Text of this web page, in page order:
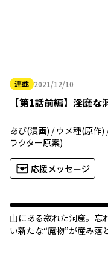
連載 2021/12/10
2021年12月10日
【第1話前編】 淫靡な
あび(漫画) / ウメ種(原作)
ラクター原案)
応援メッセージ
山にある寂れた洞窟。忘
い新たな“魔物”が産み落
だが、このスライムは